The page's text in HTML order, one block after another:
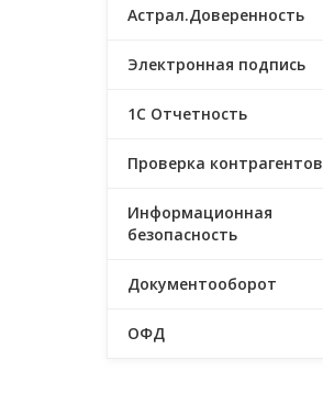
Астрал.Доверенность
Электронная подпись
1С Отчетность
Проверка контрагентов
Информационная
безопасность
Документооборот
ОФД